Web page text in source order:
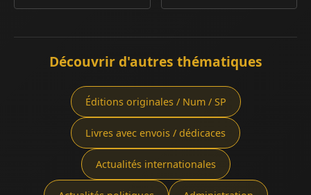
Découvrir d'autres thématiques
Éditions originales / Num / SP
Livres avec envois / dédicaces
Actualités internationales